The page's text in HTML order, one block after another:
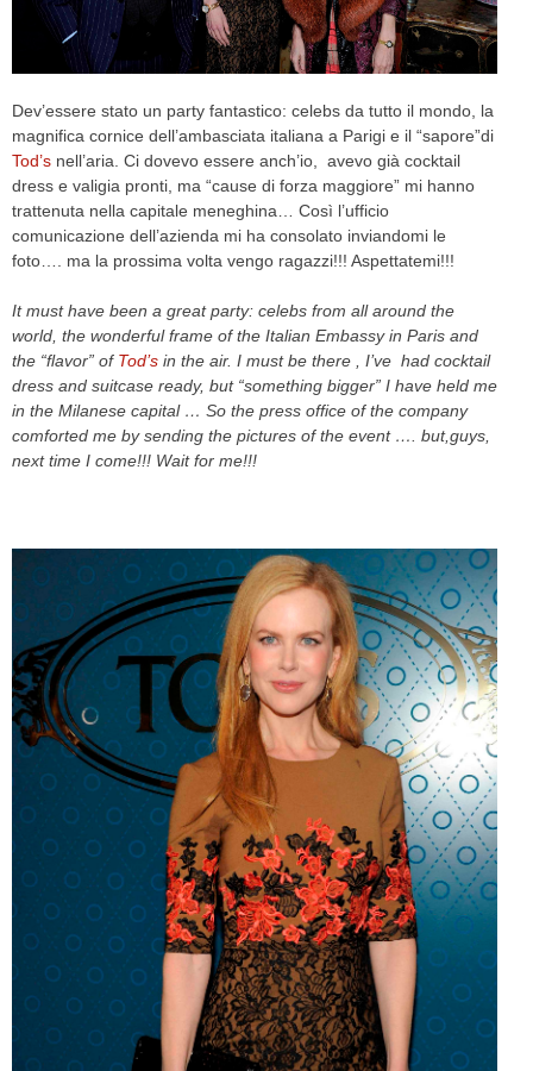
CONTACT
HOME
Dev’essere stato un party fantastico: celebs da tutto il mondo, la
magnifica cornice dell’ambasciata italiana a Parigi e il “sapore”di
Tod’s nell’aria. Ci dovevo essere anch’io, avevo già cocktail
dress e valigia pronti, ma “cause di forza maggiore” mi hanno
trattenuta nella capitale meneghina… Così l’ufficio
comunicazione dell’azienda mi ha consolato inviandomi le
foto…. ma la prossima volta vengo ragazzi!!! Aspettatemi!!!
It must have been a great party: celebs from all around the
world, the wonderful frame of the Italian Embassy in Paris and
the “flavor” of Tod’s in the air. I must be there , I’ve had cocktail
dress and suitcase ready, but “something bigger” I have held me
in the Milanese capital … So the press office of the company
comforted me by sending the pictures of the event …. but,guys,
next time I come!!! Wait for me!!!